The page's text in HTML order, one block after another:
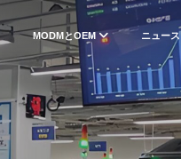
MODMとOEM ニュース